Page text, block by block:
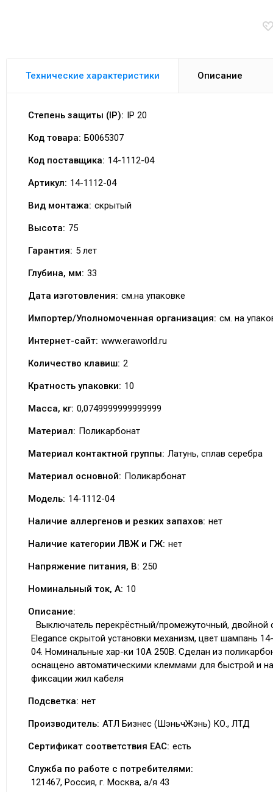
Технические характеристики Описание
Степень защиты (IP): IP 20
Код товара: Б0065307
Код поставщика: 14-1112-04
Артикул: 14-1112-04
Вид монтажа: скрытый
Высота: 75
Гарантия: 5 лет
Глубина, мм: 33
Дата изготовления: см.на упаковке
Импортер/Уполномоченная организация: см. на
Интернет-сайт: www.eraworld.ru
Количество клавиш: 2
Кратность упаковки: 10
Масса, кг: 0,0749999999999999
Материал: Поликарбонат
Материал контактной группы: Латунь, сплав серебра
Материал основной: Поликарбонат
Модель: 14-1112-04
Наличие аллергенов и резких запахов: нет
Наличие категории ЛВЖ и ГЖ: нет
Напряжение питания, В: 250
Номинальный ток, А: 10
Описание:
Выключатель перекрёстный/промежуточный, двойной
Elegance скрытой установки механизм, цвет шампань
04. Номинальные хар-ки 10А 250В. Сделан из
оснащено автоматическими клеммами для быстрой и
фиксации жил кабеля
Подсветка: нет
Производитель: АТЛ Бизнес (ШэньчЖэнь) КО., ЛТД
Сертификат соответствия EAC: есть
Служба по работе с потребителями:
121467, Россия, г. Москва, а/я 43